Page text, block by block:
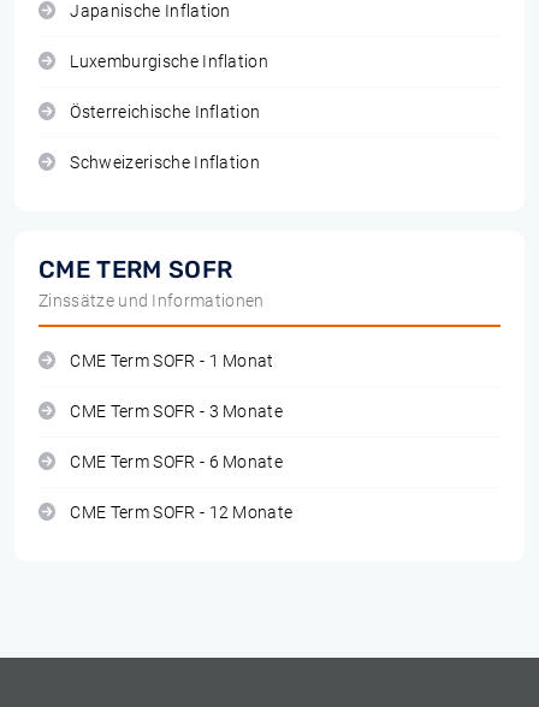
Japanische Inflation
Luxemburgische Inflation
Österreichische Inflation
Schweizerische Inflation
CME TERM SOFR
Zinssätze und Informationen
CME Term SOFR - 1 Monat
CME Term SOFR - 3 Monate
CME Term SOFR - 6 Monate
CME Term SOFR - 12 Monate